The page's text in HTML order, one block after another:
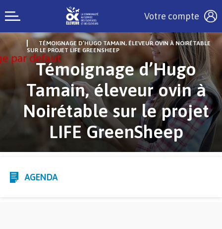
Votre compte
TÉMOIGNAGE D’HUGO TAMAIN, ÉLEVEUR OVIN À NOIRÉTABLE
SUR LE PROJET LIFE GREENSHEEP
Témoignage d’Hugo
Tamain, éleveur ovin à
Noirétable sur le projet
LIFE GreenSheep
AGENDA